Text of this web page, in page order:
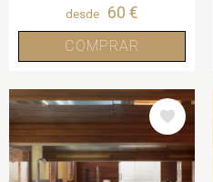
desde 60 €
COMPRAR
IMAGE